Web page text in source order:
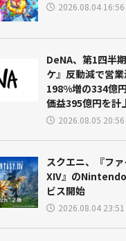
2026.08.04 16:56
DeNA、第1四半
ケ』反動減で営
198%増の334億
価益395億円を計
2026.08.05 20:56
スクエニ、『フ
XIV』の
ビス開始
2026.08.04 23:51